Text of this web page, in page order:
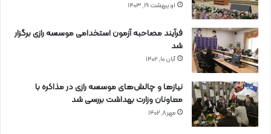
اردیبهشت ۱۹, ۱۴۰۳
فرآیند مصاحبه آزمون استخدامی موسسه رازی برگزار
شد
آبان ۱۰, ۱۴۰۲
نیازها و چالش‌های موسسه رازی در مذاکره با
معاونان وزارت بهداشت بررسی شد
مهر ۸, ۱۴۰۲